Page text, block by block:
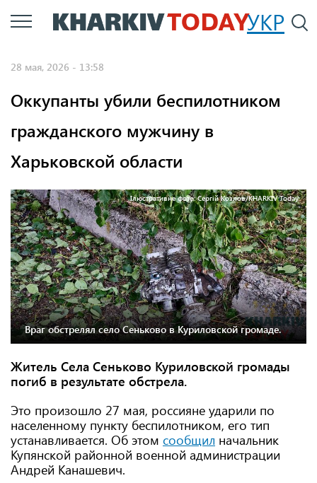
Перейти
к
УКР
28 мая, 2026 - 13:58
Оккупанты убили беспилотником
гражданского мужчину в
Харьковской области
Ілюстративне фото: Сергій Козлов/KHARKIV Today.
Враг обстрелял село Сеньково в Куриловской громаде.
Житель Села Сеньково Куриловской громады
погиб в результате обстрела.
Это произошло 27 мая, россияне ударили по
населенному пункту беспилотником, его тип
устанавливается. Об этом сообщил начальник
Купянской районной военной администрации
Андрей Канашевич.